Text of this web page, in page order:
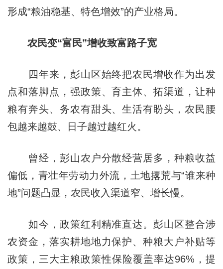
形成“粮油稳基、特色增效”的产业格局。
农民变“富民”增收致富路子宽
四年来，彭山区始终把农民增收作为出发
点和落脚点，强政策、育主体、拓渠道，让种
粮有奔头、务农有甜头、生活有盼头，农民腰
包越来越鼓、日子越过越红火。
曾经，彭山农户分散经营居多，种粮收益
偏低，青壮年劳动力外流，土地撂荒与“谁来种
地”问题凸显，农民收入渠道窄、增长慢。
如今，政策红利精准直达。彭山区整合涉
农资金，落实耕地地力保护、种粮大户补贴等
政策，三大主粮政策性保险覆盖率达96%，提